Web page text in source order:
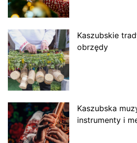
Kaszubskie
obrzędy
Kaszubska
instrumenty i